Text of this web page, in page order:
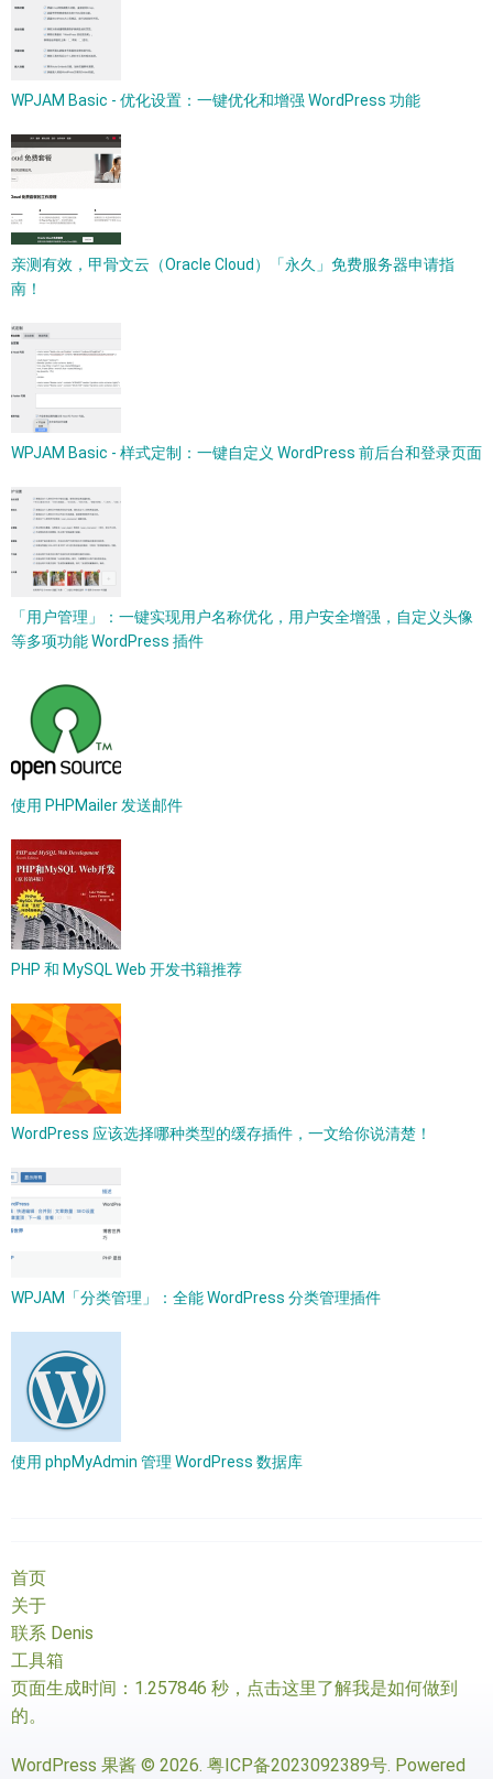
WPJAM Basic - 优化设置：一键优化和增强 WordPress 功能
亲测有效，甲骨文云（Oracle Cloud）「永久」免费服务器申请指
南！
WPJAM Basic - 样式定制：一键自定义 WordPress 前后台和登录页面
「用户管理」：一键实现用户名称优化，用户安全增强，自定义头像
等多项功能 WordPress 插件
使用 PHPMailer 发送邮件
PHP 和 MySQL Web 开发书籍推荐
WordPress 应该选择哪种类型的缓存插件，一文给你说清楚！
WPJAM「分类管理」：全能 WordPress 分类管理插件
使用 phpMyAdmin 管理 WordPress 数据库
首页
关于
联系 Denis
工具箱
页面生成时间：1.257846 秒， 点击这里了解我是如何做到
的。
WordPress 果酱 © 2026. 粤ICP备2023092389号. Powered